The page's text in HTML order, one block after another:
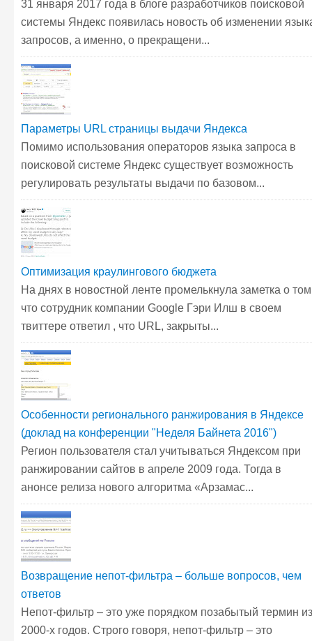
31 января 2017 года в блоге разработчиков поисковой
системы Яндекс появилась новость об изменении
запросов, а именно, о прекращени...
Параметры URL страницы выдачи Яндекса
Помимо использования операторов языка запроса в
поисковой системе Яндекс существует возможность
регулировать результаты выдачи по базовом...
Оптимизация краулингового бюджета
На днях в новостной ленте промелькнула заметка о
что сотрудник компании Google Гэри Илш в своем
твиттере ответил , что URL, закрыты...
Особенности регионального ранжирования в Яндексе
(доклад на конференции "Неделя Байнета 2016")
Регион пользователя стал учитываться Яндексом при
ранжировании сайтов в апреле 2009 года. Тогда в
анонсе релиза нового алгоритма «Арзамас...
Возвращение непот-фильтра – больше вопросов, чем
ответов
Непот-фильтр – это уже порядком позабытый термин из
2000-х годов. Строго говоря, непот-фильтр – это